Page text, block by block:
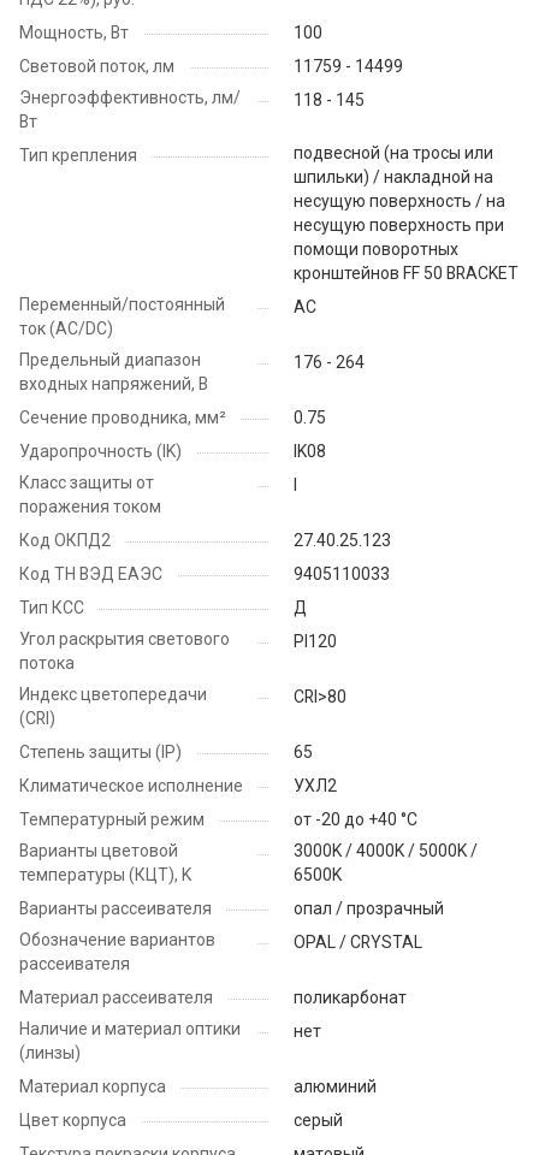
Мощность, Вт
100
Световой поток, лм
11759 - 14499
Энергоэффективность, лм/
Вт
118 - 145
Тип крепления
подвесной (на тросы или
шпильки) / накладной на
несущую поверхность / на
несущую поверхность при
помощи поворотных
кронштейнов FF 50 BRACKET
Переменный/постоянный
ток (AC/DC)
AC
Предельный диапазон
входных напряжений, В
176 - 264
Сечение проводника, мм²
0.75
Ударопрочность (IK)
IK08
Класс защиты от
поражения током
Код ОКПД2
27.40.25.123
Код ТН ВЭД ЕАЭС
9405110033
Тип КСС
Д
Угол раскрытия светового
потока
PI120
Индекс цветопередачи
(CRI)
CRI>80
Степень защиты (IP)
65
Климатическое исполнение
УХЛ2
Температурный режим
от -20 до +40 °C
Варианты цветовой
температуры (КЦТ), K
3000K / 4000K / 5000K /
6500K
Варианты рассеивателя
опал / прозрачный
Обозначение вариантов
рассеивателя
OPAL / CRYSTAL
Материал рассеивателя
поликарбонат
Наличие и материал оптики
(линзы)
нет
Материал корпуса
алюминий
Цвет корпуса
серый